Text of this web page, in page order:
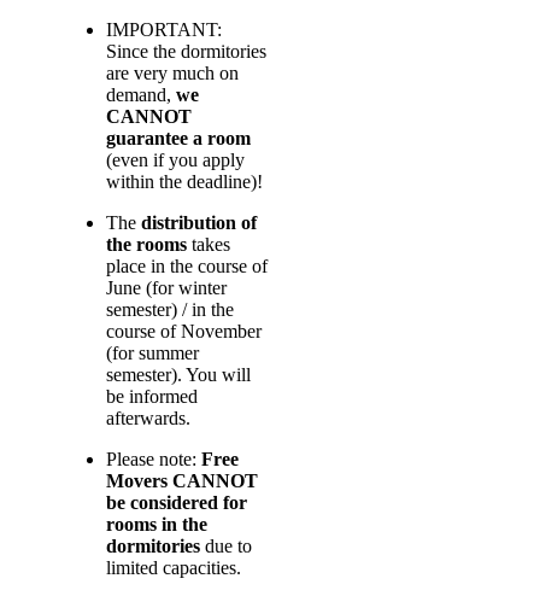
IMPORTANT:
Since the dormitories
are very much on
demand, we
CANNOT
guarantee a room
(even if you apply
within the deadline)!
The distribution of
the rooms takes
place in the course of
June (for winter
semester) / in the
course of November
(for summer
semester). You will
be informed
afterwards.
Please note: Free
Movers CANNOT
be considered for
rooms in the
dormitories due to
limited capacities.